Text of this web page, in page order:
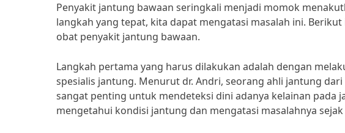
Penyakit jantung bawaan seringkali menjadi momok
langkah yang tepat, kita dapat mengatasi masalah ini.
obat penyakit jantung bawaan.
Langkah pertama yang harus dilakukan adalah dengan
spesialis jantung. Menurut dr. Andri, seorang ahli jantung
sangat penting untuk mendeteksi dini adanya kelainan pada
mengetahui kondisi jantung dan mengatasi masalahnya sejak